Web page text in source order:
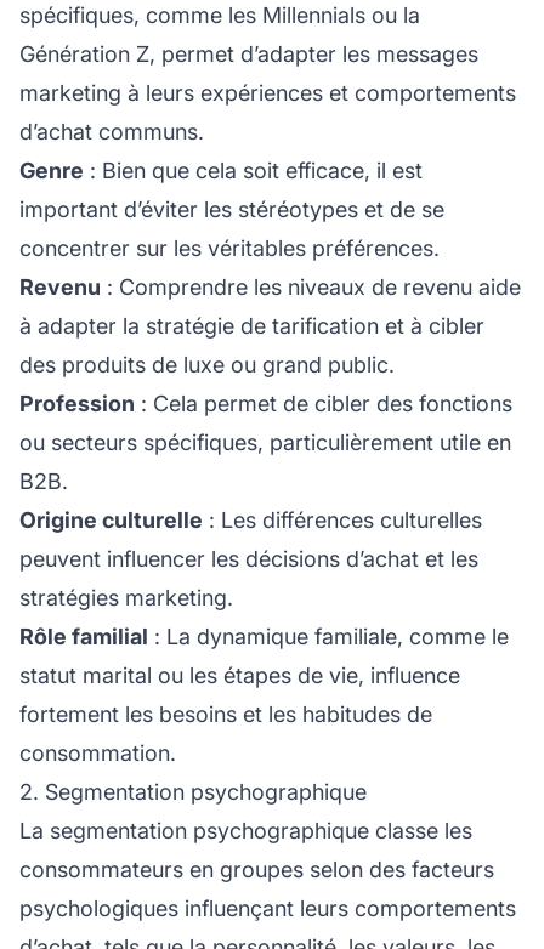
spécifiques, comme les Millennials ou la
Génération Z, permet d’adapter les messages
marketing à leurs expériences et comportements
d’achat communs.
Genre : Bien que cela soit efficace, il est
important d’éviter les stéréotypes et de se
concentrer sur les véritables préférences.
Revenu : Comprendre les niveaux de revenu aide
à adapter la stratégie de tarification et à cibler
des produits de luxe ou grand public.
Profession : Cela permet de cibler des fonctions
ou secteurs spécifiques, particulièrement utile en
B2B.
Origine culturelle : Les différences culturelles
peuvent influencer les décisions d’achat et les
stratégies marketing.
Rôle familial : La dynamique familiale, comme le
statut marital ou les étapes de vie, influence
fortement les besoins et les habitudes de
consommation.
2. Segmentation psychographique
La segmentation psychographique classe les
consommateurs en groupes selon des facteurs
psychologiques influençant leurs comportements